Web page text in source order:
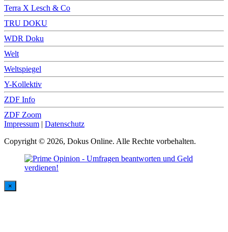
Terra X Lesch & Co
TRU DOKU
WDR Doku
Welt
Weltspiegel
Y-Kollektiv
ZDF Info
ZDF Zoom
Impressum | Datenschutz
Copyright © 2026, Dokus Online. Alle Rechte vorbehalten.
×